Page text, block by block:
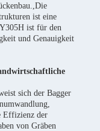
ist eine
ist für den
und Genauigkeit
sich der Bagger
Effizienz der
von Gräben